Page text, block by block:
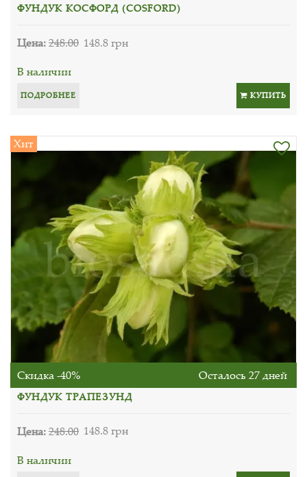
ФУНДУК КОСФОРД (СOSFORD)
Цена:248.00 148.8 грн
В наличии
ПОДРОБНЕЕ КУПИТЬ
Хит
Скидка -40% Осталось 27 дней
ФУНДУК ТРАПЕЗУНД
Цена:248.00 148.8 грн
В наличии